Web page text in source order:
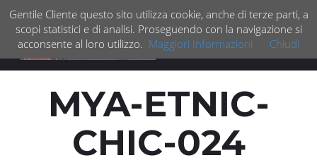
barra
MYA-ETNIC-
CHIC-024
Gentile Cliente questo sito utilizza cookie, anche di terze parti, a
scopi statistici e di analisi. Proseguendo con la navigazione si
acconsente al loro utilizzo. Maggiori Informazioni Chiudi